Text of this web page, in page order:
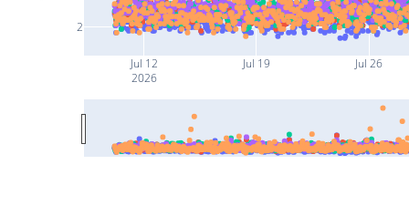
Jul 12
2026
Jul 19 Jul 26
2